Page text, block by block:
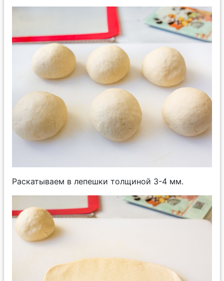
Раскатываем в лепешки толщиной 3-4 мм.